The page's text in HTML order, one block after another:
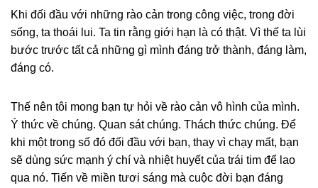
Khi đối đầu với những rào cản trong công việc, trong đời
sống, ta thoái lui. Ta tin rằng giới hạn là có thật. Vì thế ta lùi
bước trước tất cả những gì mình đáng trở thành, đáng làm,
đáng có.
Thế nên tôi mong bạn tự hỏi về rào cản vô hình của mình.
Ý thức về chúng. Quan sát chúng. Thách thức chúng. Để
khi một trong số đó đối đầu với bạn, thay vì chạy mất, bạn
sẽ dùng sức mạnh ý chí và nhiệt huyết của trái tim để lao
qua nó. Tiến về miền tươi sáng mà cuộc đời bạn đáng